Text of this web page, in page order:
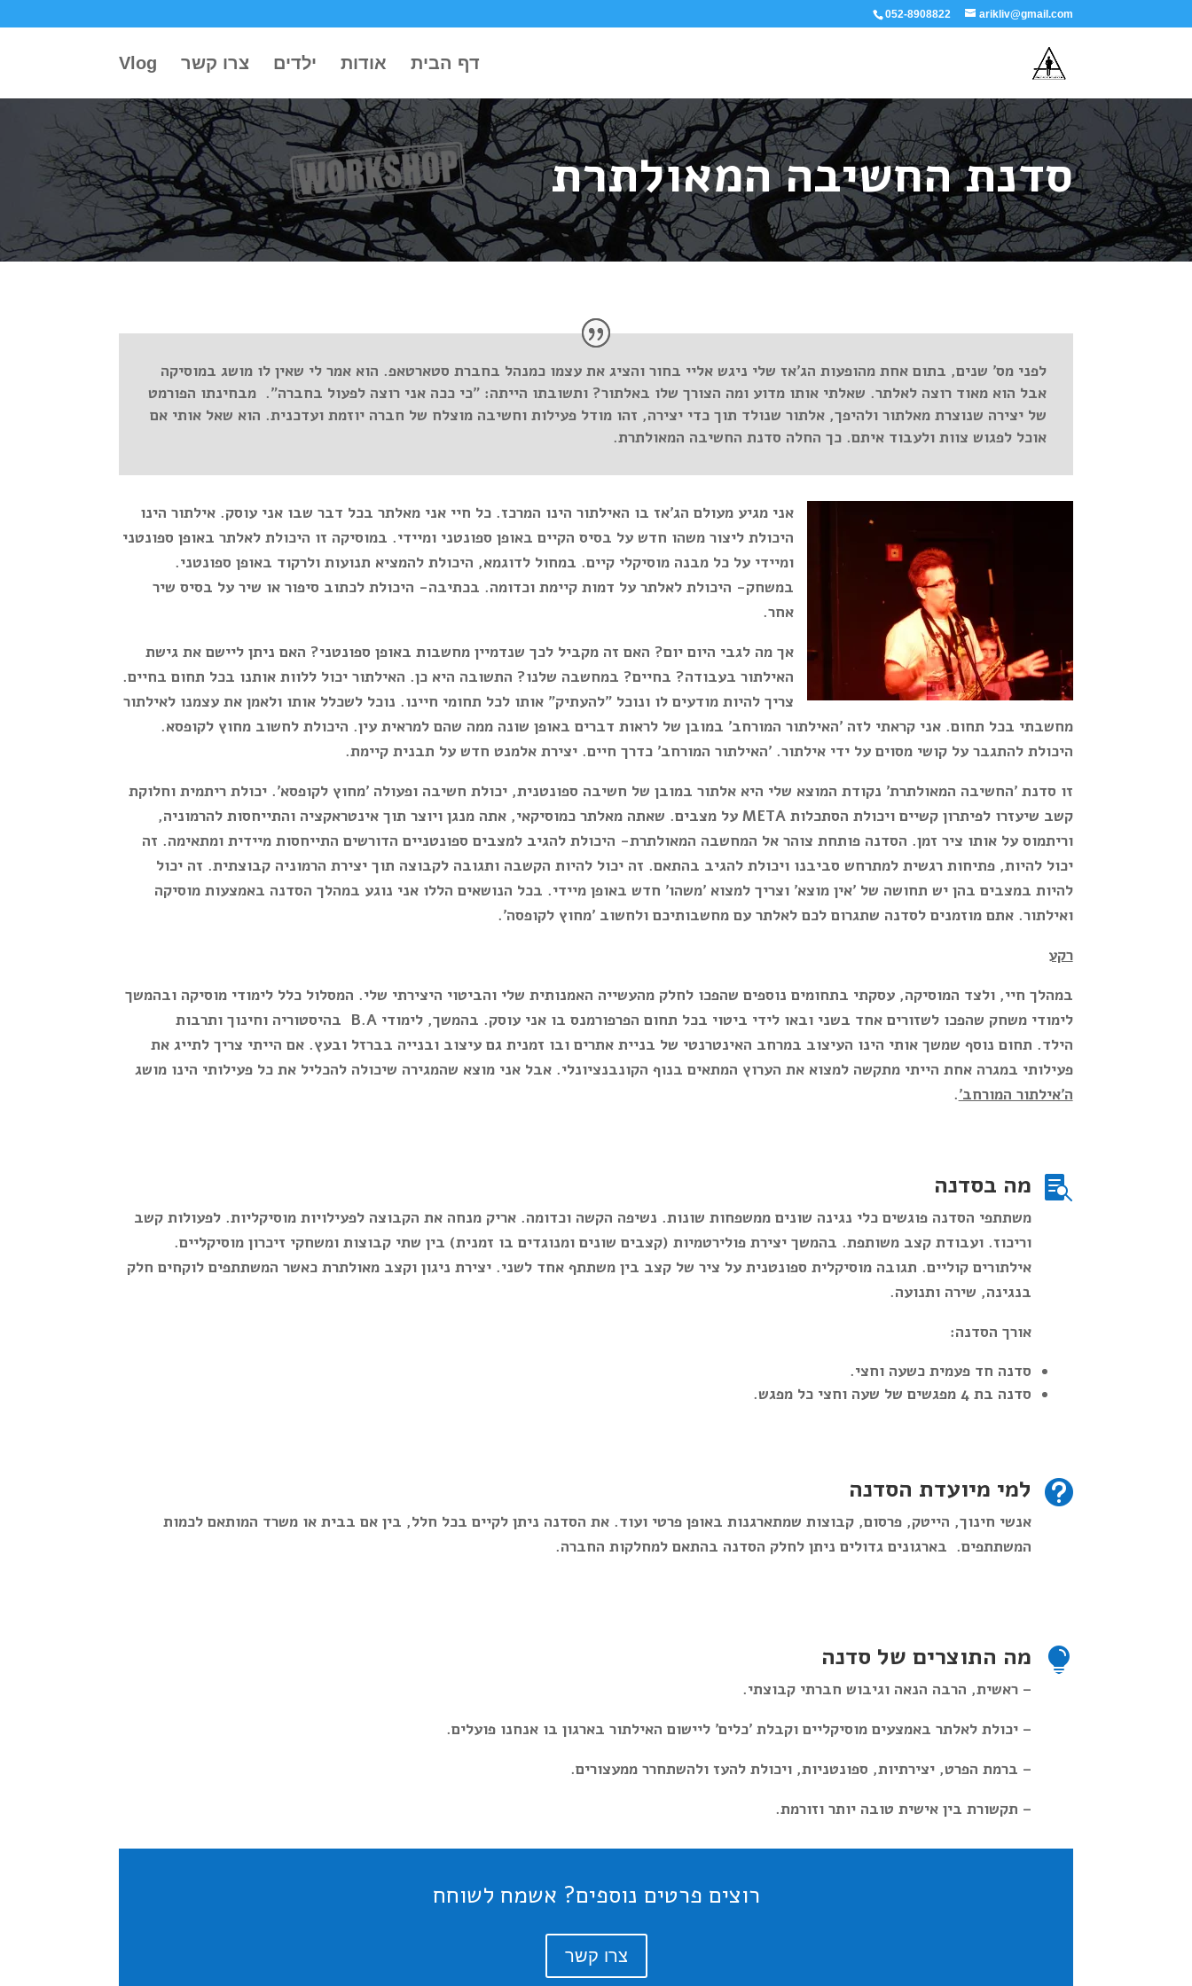
052-8908822 arikliv@gmail.com
דף הבית אודות ילדים צרו קשר Vlog
סדנת החשיבה המאולתרת
לפני מס' שנים, בתום אחת מהופעות הג'אז שלי ניגש אליי בחור והציג את עצמו כמנהל בחברת סטארטאפ. הוא אמר לי שאין לו מושג במוסיקה
אבל הוא מאוד רוצה לאלתר. שאלתי אותו מדוע ומה הצורך שלו באלתור? ותשובתו הייתה: "כי ככה אני רוצה לפעול בחברה". מבחינתו הפורמט
של יצירה שנוצרת מאלתור ולהיפך, אלתור שנולד תוך כדי יצירה, זהו מודל פעילות וחשיבה מוצלח של חברה יוזמת ועדכנית. הוא שאל אותי אם
אוכל לפגוש צוות ולעבוד איתם. כך החלה סדנת החשיבה המאולתרת.
אני מגיע מעולם הג'אז בו האילתור הינו המרכז. כל חיי אני מאלתר בכל דבר שבו אני עוסק. אילתור הינו
היכולת ליצור משהו חדש על בסיס הקיים באופן ספונטני ומיידי. במוסיקה זו היכולת לאלתר באופן ספונטני
ומיידי על כל מבנה מוסיקלי קיים. במחול לדוגמא, היכולת להמציא תנועות ולרקוד באופן ספונטני.
במשחק- היכולת לאלתר על דמות קיימת וכדומה. בכתיבה- היכולת לכתוב סיפור או שיר על בסיס שיר
אחר.
אך מה לגבי היום יום? האם זה מקביל לכך שנדמיין מחשבות באופן ספונטני? האם ניתן ליישם את גישת
האילתור בעבודה? בחיים? במחשבה שלנו? התשובה היא כן. האילתוריכול ללוות אותנו בכל תחום בחיים.
צריך להיות מודעים לו ונוכל "להעתיק" אותו לכל תחומי חיינו. נוכל לשכלל אותו ולאמן את עצמנו לאילתור
מחשבתי בכל תחום. אני קראתי לזה'האילתור המורחב' במובן של לראות דברים באופן שונה ממה שהם למראית עין. היכולת לחשוב מחוץ לקופסא.
היכולת להתגבר על קושי מסוים על ידי אילתור. 'האילתור המורחב' כדרך חיים.יצירת אלמנט חדש על תבנית קיימת.
זו סדנת 'החשיבה המאולתרת' נקודת המוצא שלי היא אלתור במובן של חשיבה ספונטנית, יכולת חשיבה ופעולה 'מחוץ לקופסא'. יכולת ריתמית וחלוקת
קשב שיעזרו לפיתרון קשיים ויכולת הסתכלותMETA על מצבים. שאתה מאלתר כמוסיקאי, אתה מנגן ויוצר תוך אינטראקציה והתייחסות להרמוניה,
וריתמוס על אותו ציר זמן. הסדנה פותחת צוהר אל המחשבה המאולתרת- היכולת להגיב למצבים ספונטניים הדורשים התייחסות מיידית ומתאימה. זה
יכול להיות, פתיחות רגשית למתרחש סביבנו ויכולת להגיב בהתאם. זה יכול להיות הקשבה ותגובה לקבוצה תוך יצירת הרמוניה קבוצתית. זה יכול
להיות במצבים בהן יש תחושה של 'אין מוצא' וצריך למצוא 'משהו' חדש באופן מיידי. בכל הנושאים הללו אני נוגע במהלך הסדנה באמצעות מוסיקה
ואילתור.אתם מוזמנים לסדנה שתגרום לכם לאלתר עם מחשבותיכם ולחשוב 'מחוץ לקופסה'.
רקע
במהלך חיי, ולצד המוסיקה, עסקתי בתחומים נוספים שהפכו לחלק מהעשייה האמנותית שלי והביטוי היצירתי שלי. המסלול כלל לימודי מוסיקה ובהמשך
לימודי משחק שהפכו לשזורים אחד בשני ובאו לידי ביטוי בכל תחום הפרפורמנס בו אני עוסק. בהמשך, לימודי B.A בהיסטוריה וחינוך ותרבות
הילד. תחום נוסף שמשך אותי הינו העיצוב במרחב האינטרנטי של בניית אתרים ובו זמנית גם עיצוב ובנייה בברזל ובעץ. אם הייתי צריך לתייג את
פעילותי במגרה אחת הייתי מתקשה למצוא את הערוץ המתאים בנוף הקונבנציונלי. אבל אני מוצא שהמגירה שיכולה להכליל את כל פעילותי הינו מושג
ה'אילתור המורחב'.
 מה בסדנה
משתתפי הסדנה פוגשים כלי נגינה שונים ממשפחות שונות. נשיפה הקשה וכדומה. אריק מנחה את הקבוצה לפעילויות מוסיקליות. לפעולות קשב
וריכוז. ועבודת קצב משותפת. בהמשך יצירת פולירטמיות (קצבים שונים ומנוגדים בו זמנית) בין שתי קבוצות ומשחקי זיכרון מוסיקליים.
אילתורים קוליים. תגובה מוסיקלית ספונטנית על ציר של קצב בין משתתף אחד לשני.יצירת ניגון וקצב מאולתרת כאשר המשתתפים לוקחים חלק
בנגינה, שירה ותנועה.
אורך הסדנה:
סדנה חד פעמית כשעה וחצי.
סדנה בת 4 מפגשים של שעה וחצי כל מפגש.
 למי מיועדת הסדנה
אנשי חינוך, הייטק, פרסום, קבוצות שמתארגנות באופן פרטי ועוד.את הסדנה ניתן לקיים בכל חלל, בין אם בבית או משרד המותאם לכמות
המשתתפים. בארגונים גדולים ניתן לחלק הסדנה בהתאם למחלקות החברה.
 מה התוצרים של סדנה
– ראשית, הרבה הנאה וגיבוש חברתי קבוצתי.
– יכולת לאלתר באמצעים מוסיקליים וקבלת 'כלים' ליישום האילתור בארגון בו אנחנו פועלים.
– ברמת הפרט, יצירתיות, ספונטניות, ויכולת להעז ולהשתחרר ממעצורים.
– תקשורת בין אישית טובה יותר וזורמת.
רוצים פרטים נוספים? אשמח לשוחח
צרו קשר